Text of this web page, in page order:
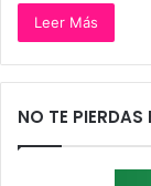
Leer Más
NO TE